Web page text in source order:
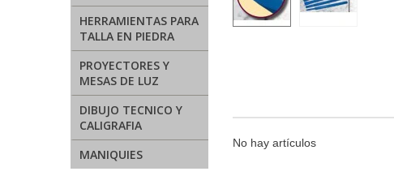
HERRAMIENTAS PARA
TALLA EN PIEDRA
PROYECTORES Y
MESAS DE LUZ
DIBUJO TECNICO Y
CALIGRAFIA
MANIQUIES
No hay artículos